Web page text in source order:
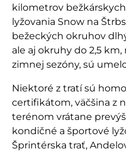
kilometrov
lyžovania Snow na
bežeckých okruhov
ale aj okruhy do 2,5
zimnej sezóny, sú
Niektoré z tratí sú
certifikátom, väčšina z
terénom vrátane
kondičné a športové
Šprintérska trať,